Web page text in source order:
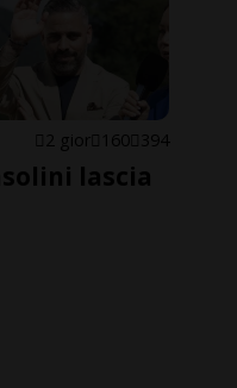
2 gior 160 394
lascia